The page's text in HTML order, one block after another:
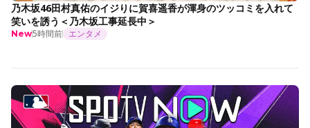
乃木坂46田村真佑のイジりに賀喜遥香が渾身のツッコミを入れて
笑いを誘う＜乃木坂工事延長中＞
New5時間前 エンタメ